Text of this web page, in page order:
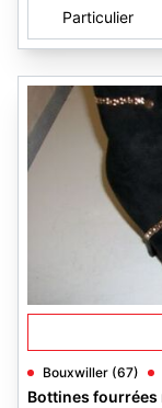
Particulier
Bouxwiller (67)
Bottines